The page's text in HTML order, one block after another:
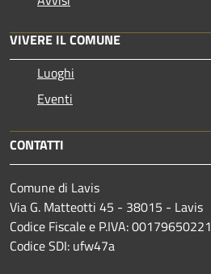
VIVERE IL COMUNE
Luoghi
Eventi
CONTATTI
Comune di Lavis
Via G. Matteotti 45 - 38015 - Lavis
Codice Fiscale e P.IVA: 00179650221
Codice SDI: ufw47a